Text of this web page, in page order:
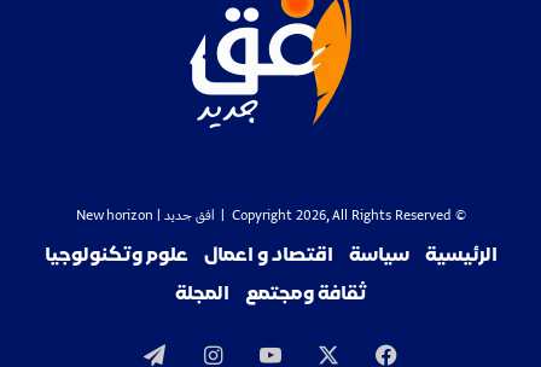
© Copyright 2026, All Rights Reserved | افق جديد
الرئيسية سياسة اقتصاد و اعمال
علوم وتكنولوجيا
ثقافة ومجتمع
المجلة
فيسبوك ‫YouTubeانستقرام